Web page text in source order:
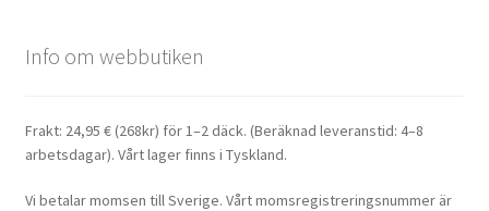
Info om webbutiken
Frakt: 24,95 € (268kr) för 1–2 däck. (Beräknad leveranstid: 4–8
arbetsdagar). Vårt lager finns i Tyskland.
Vi betalar momsen till Sverige. Vårt momsregistreringsnummer är